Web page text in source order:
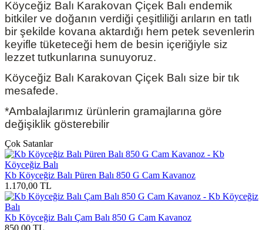
Köyceğiz Balı Karakovan Çiçek Balı endemik
bitkiler ve doğanın verdiği çeşitliliği arıların en tatlı
bir şekilde kovana aktardığı hem petek sevenlerin
keyifle tüketeceği hem de besin içeriğiyle siz
lezzet tutkunlarına sunuyoruz.
Köyceğiz Balı Karakovan Çiçek Balı size bir tık
mesafede.
*Ambalajlarımız ürünlerin gramajlarına göre
değişiklik gösterebilir
Çok Satanlar
Kb Köyceğiz Balı Püren Balı 850 G Cam Kavanoz
1.170,00 TL
Kb Köyceğiz Balı Çam Balı 850 G Cam Kavanoz
850,00 TL